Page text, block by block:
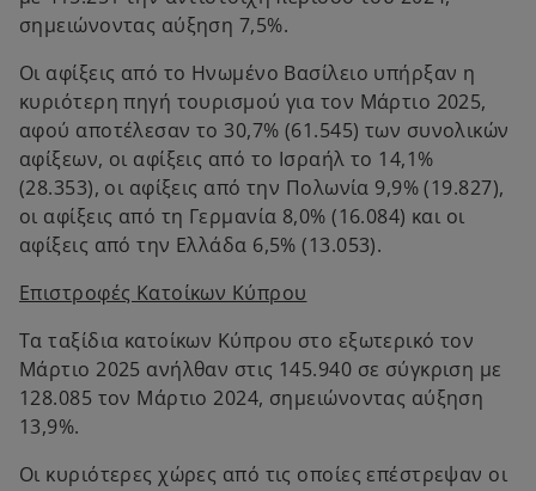
σημειώνοντας αύξηση 7,5%.
Οι αφίξεις από το Ηνωμένο Βασίλειο υπήρξαν η
κυριότερη πηγή τουρισμού για τον Μάρτιο 2025,
αφού αποτέλεσαν το 30,7% (61.545) των συνολικών
αφίξεων, οι αφίξεις από το Ισραήλ το 14,1%
(28.353), οι αφίξεις από την Πολωνία 9,9% (19.827),
οι αφίξεις από τη Γερμανία 8,0% (16.084) και οι
αφίξεις από την Ελλάδα 6,5% (13.053).
Επιστροφές Κατοίκων Κύπρου
Τα ταξίδια κατοίκων Κύπρου στο εξωτερικό τον
Μάρτιο 2025 ανήλθαν στις 145.940 σε σύγκριση με
128.085 τον Μάρτιο 2024, σημειώνοντας αύξηση
13,9%.
Οι κυριότερες χώρες από τις οποίες επέστρεψαν οι